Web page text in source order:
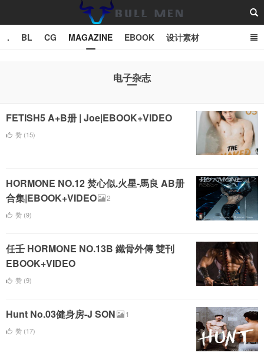
. BL CG MAGAZINE EBOOK 设计素材
电子杂志
FETISH5 A+B册 | Joe|EBOOK+VIDEO
赞 (15)
HORMONE NO.12 焚心似.火星-馬良 AB册
合集|EBOOK+VIDEO
2
赞 (9)
任壬 HORMONE NO.13B 鐵骨外傳 雙刊
EBOOK+VIDEO
赞 (9)
Hunt No.03健身房-J SON 1
赞 (17)